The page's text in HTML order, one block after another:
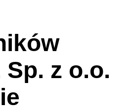
z o.o.